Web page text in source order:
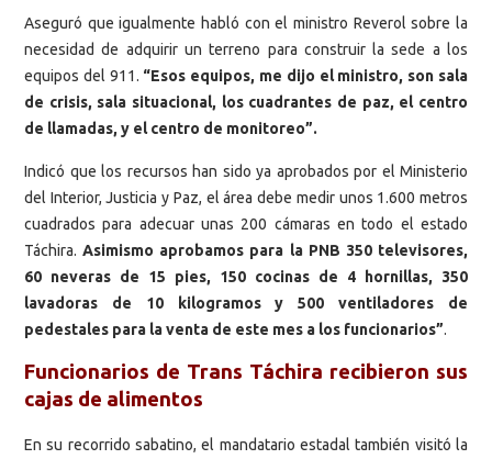
Aseguró que igualmente habló con el ministro Reverol sobre la
necesidad de adquirir un terreno para construir la sede a los
equipos del 911. “Esos equipos, me dijo el ministro, son sala
de crisis, sala situacional, los cuadrantes de paz, el centro
de llamadas, y el centro de monitoreo”.
Indicó que los recursos han sido ya aprobados por el Ministerio
del Interior, Justicia y Paz, el área debe medir unos 1.600 metros
cuadrados para adecuar unas 200 cámaras en todo el estado
Táchira.Asimismo aprobamos para la PNB 350 televisores,
60 neveras de 15 pies, 150 cocinas de 4 hornillas, 350
lavadoras de 10 kilogramos y 500 ventiladores de
pedestales para la venta de este mes a los funcionarios”.
Funcionarios de Trans Táchira recibieron sus
cajas de alimentos
En su recorrido sabatino, el mandatario estadal también visitó la